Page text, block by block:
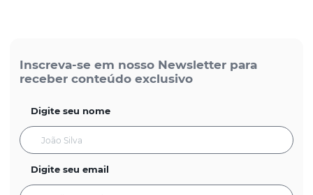
Inscreva-se em nosso Newsletter para
receber conteúdo exclusivo
Digite seu nome
Digite seu email